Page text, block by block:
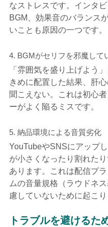
なストレスです。インタビ
BGM、効果音のバランス
いことも原因の一つです。
4. BGMがセリフを邪魔して
「雰囲気を盛り上げよう
きめに配置した結果、肝
聞こえない。これは初心
ーがよく陥るミスです。
5. 納品環境による音質劣化
YouTubeやSNSにアップ
が小さくなったり割れた
あります。これは配信プ
ムの音量規格（ラウドネ
慮していないために起こり
トラブルを避けるた